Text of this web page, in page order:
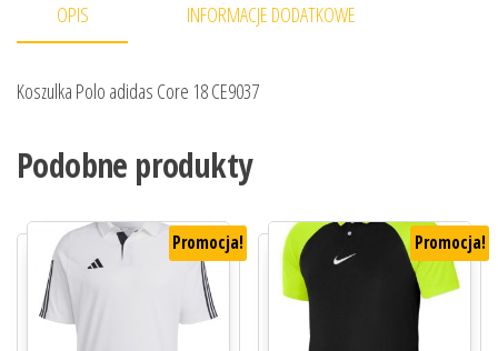
OPIS INFORMACJE DODATKOWE
Koszulka Polo adidas Core 18 CE9037
Podobne produkty
Promocja! Promocja!